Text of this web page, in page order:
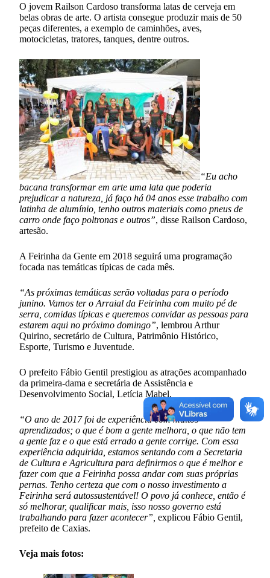
O jovem Railson Cardoso transforma latas de cerveja em
belas obras de arte. O artista consegue produzir mais de 50
peças diferentes, a exemplo de caminhões, aves,
motocicletas, tratores, tanques, dentre outros.
“Eu acho
bacana transformar em arte uma lata que poderia
prejudicar a natureza, já faço há 04 anos esse trabalho com
latinha de alumínio, tenho outros materiais como pneus de
carro onde faço poltronas e outros”, disse Railson Cardoso,
artesão.
A Feirinha da Gente em 2018 seguirá uma programação
focada nas temáticas típicas de cada mês.
“As próximas temáticas serão voltadas para o período
junino. Vamos ter o Arraial da Feirinha com muito pé de
serra, comidas típicas e queremos convidar as pessoas para
estarem aqui no próximo domingo”, lembrou Arthur
Quirino, secretário de Cultura, Patrimônio Histórico,
Esporte, Turismo e Juventude.
O prefeito Fábio Gentil prestigiou as atrações acompanhado
da primeira-dama e secretária de Assistência e
Desenvolvimento Social, Letícia Mabel.
“O ano de 2017 foi de experiência com muitos
aprendizados; o que é bom a gente melhora, o que não tem
a gente faz e o que está errado a gente corrige. Com essa
experiência adquirida, estamos sentando com a Secretaria
de Cultura e Agricultura para definirmos o que é melhor e
fazer com que a Feirinha possa andar com suas próprias
pernas. Tenho certeza que com o nosso investimento a
Feirinha será autossustentável! O povo já conhece, então é
só melhorar, qualificar mais, isso nosso governo está
trabalhando para fazer acontecer”, explicou Fábio Gentil,
prefeito de Caxias.
Veja mais fotos: